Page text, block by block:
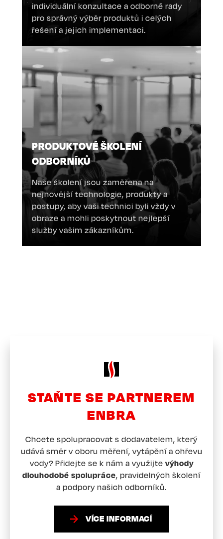
individuální konzultace a odborné rady
pro správný výběr produktů i celých
řešení a jejich implementaci.
PRODUKTOVÉ ŠKOLENÍ
ODBORNÍKŮ
Naše školení jsou zaměřena na
nejnovější technologie, produkty a
postupy, aby vaši technici byli vždy v
obraze a mohli poskytnout nejlepší
služby vašim zákazníkům.
STAŇTE SE PARTNEREM
ENBRA
Chcete spolupracovat s dodavatelem, který
udává směr v oboru měření, vytápění a ohřevu
vody? Přidejte se k nám a využijtevýhody
dlouhodobé spolupráce, pravidelných školení
a podpory našich odborníků.
VÍCE INFORMACÍ